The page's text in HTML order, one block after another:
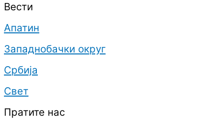
Вести
Апатин
Западнобачки округ
Србија
Свет
Пратите нас